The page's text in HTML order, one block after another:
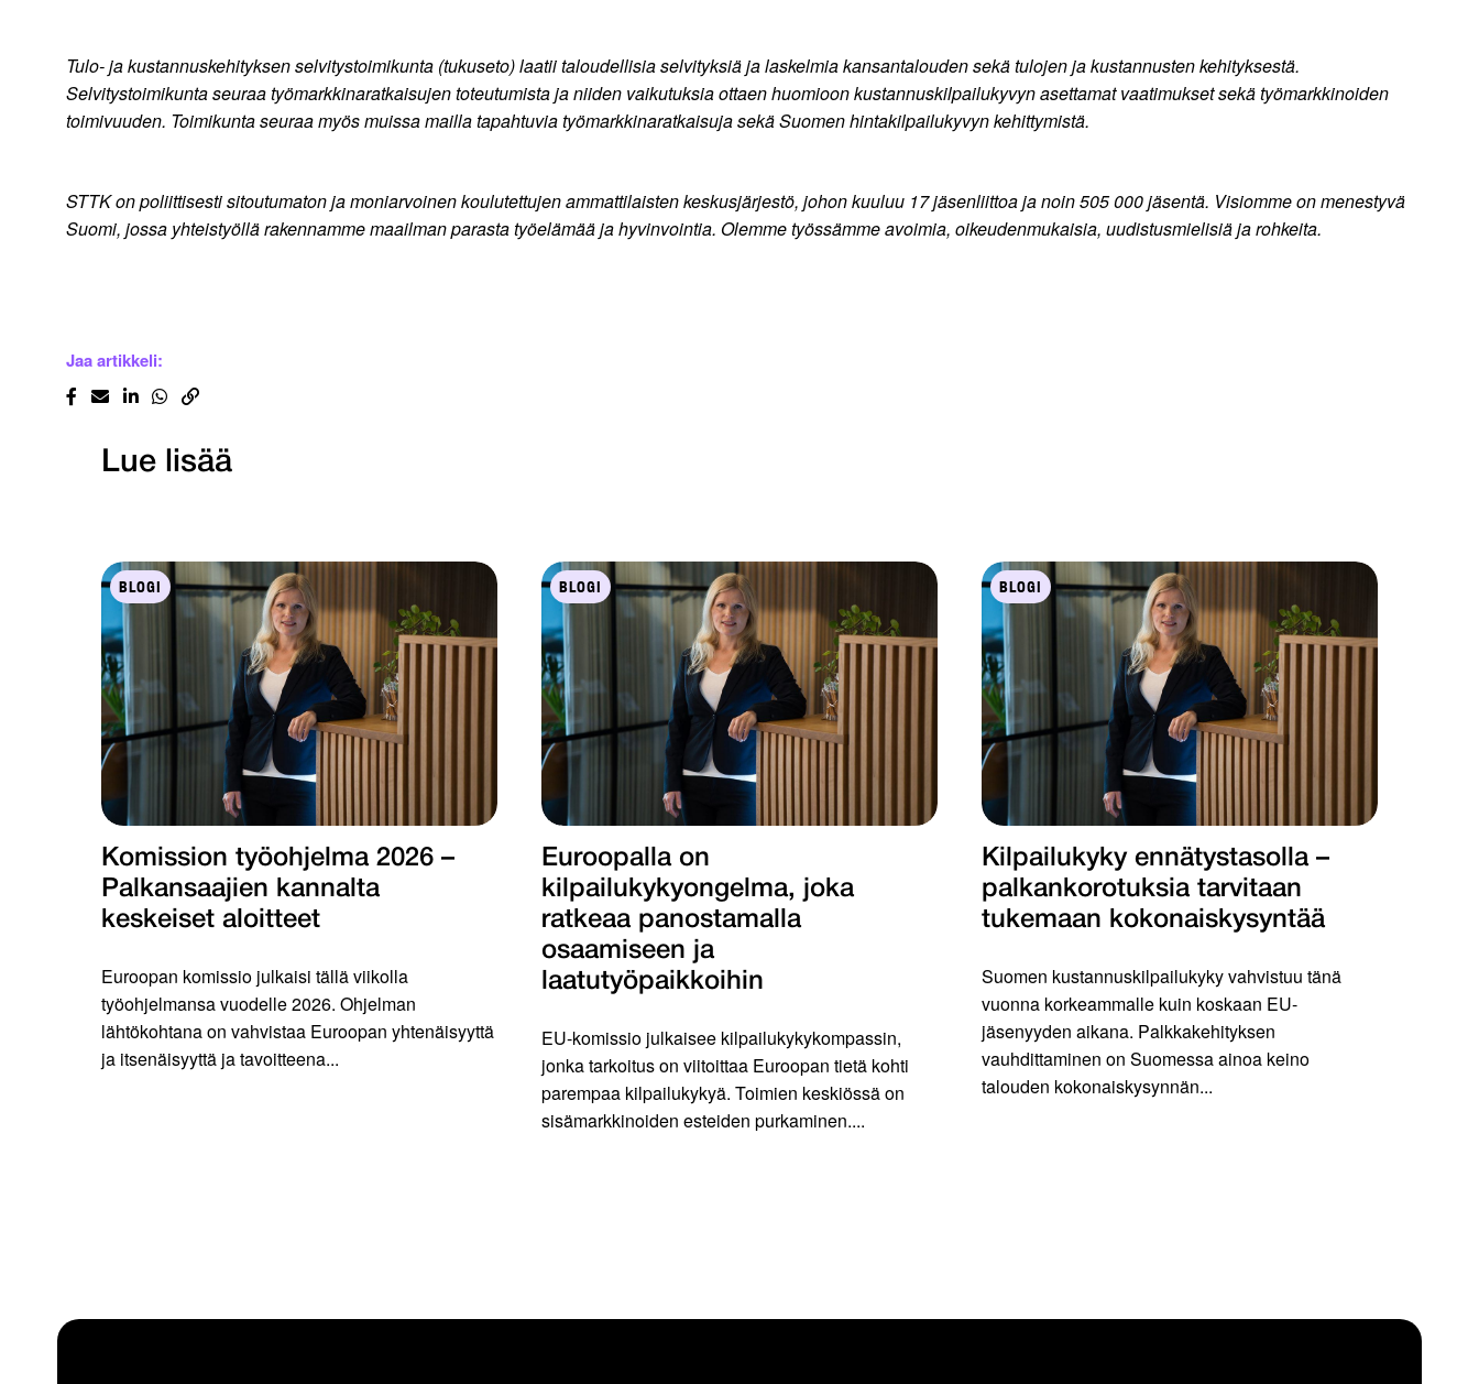
Tulo- ja kustannuskehityksen selvitystoimikunta (tukuseto) laatii taloudellisia selvityksiä ja laskelmia kansantalouden sekä tulojen ja kustannusten kehityksestä.
Selvitystoimikunta seuraa työmarkkinaratkaisujen toteutumista ja niiden vaikutuksia ottaen huomioon kustannuskilpailukyvyn asettamat vaatimukset sekä työmarkkinoiden
toimivuuden. Toimikunta seuraa myös muissa mailla tapahtuvia työmarkkinaratkaisuja sekä Suomen hintakilpailukyvyn kehittymistä.
STTK on poliittisesti sitoutumaton ja moniarvoinen koulutettujen ammattilaisten keskusjärjestö, johon kuuluu 17 jäsenliittoa ja noin 505 000 jäsentä. Visiomme on menestyvä
Suomi, jossa yhteistyöllä rakennamme maailman parasta työelämää ja hyvinvointia. Olemme työssämme avoimia, oikeudenmukaisia, uudistusmielisiä ja rohkeita.
Jaa artikkeli:
Lue lisää
BLOGI
Komission työohjelma 2026 –
Palkansaajien kannalta
keskeiset aloitteet
Euroopan komissio julkaisi tällä viikolla
työohjelmansa vuodelle 2026. Ohjelman
lähtökohtana on vahvistaa Euroopan yhtenäisyyttä
ja itsenäisyyttä ja tavoitteena...
BLOGI
Euroopalla on
kilpailukykyongelma, joka
ratkeaa panostamalla
osaamiseen ja
laatutyöpaikkoihin
EU-komissio julkaisee kilpailukykykompassin,
jonka tarkoitus on viitoittaa Euroopan tietä kohti
parempaa kilpailukykyä. Toimien keskiössä on
sisämarkkinoiden esteiden purkaminen....
BLOGI
Kilpailukyky ennätystasolla –
palkankorotuksia tarvitaan
tukemaan kokonaiskysyntää
Suomen kustannuskilpailukyky vahvistuu tänä
vuonna korkeammalle kuin koskaan EU-
jäsenyyden aikana. Palkkakehityksen
vauhdittaminen on Suomessa ainoa keino
talouden kokonaiskysynnän...